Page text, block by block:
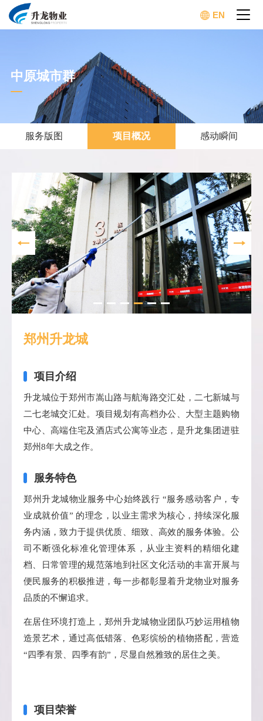
EN
中原城市群
服务版图 项目概况 感动瞬间
郑州升龙城
项目介绍
升龙城位于郑州市嵩山路与航海路交汇处，二七新城与
二七老城交汇处。项目规划有高档办公、大型主题购物
中心、高端住宅及酒店式公寓等业态，是升龙集团进驻
郑州8年大成之作。
服务特色
郑州升龙城物业服务中心始终践行 “服务感动客户，专
业成就价值” 的理念，以业主需求为核心，持续深化服
务内涵，致力于提供优质、细致、高效的服务体验。公
司不断强化标准化管理体系，从业主资料的精细化建
档、日常管理的规范落地到社区文化活动的丰富开展与
便民服务的积极推进，每一步都彰显着升龙物业对服务
品质的不懈追求。
在居住环境打造上，郑州升龙城物业团队巧妙运用植物
造景艺术，通过高低错落、色彩缤纷的植物搭配，营造
“四季有景、四季有韵”，尽显自然雅致的居住之美。
项目荣誉